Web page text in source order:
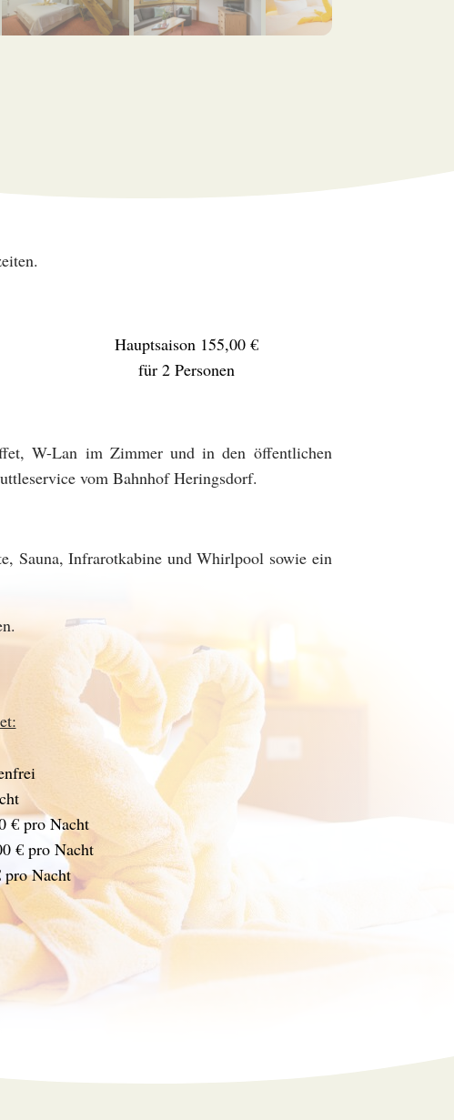
Hauptsaison 155,00 €
für 2 Personen
W-Lan im Zimmer und in den öffentlichen
vom Bahnhof Heringsdorf.
Sauna, Infrarotkabine und Whirlpool sowie ein
€ pro Nacht
€ pro Nacht
pro Nacht